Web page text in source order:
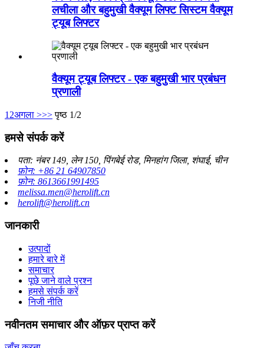
लचीला और बहुमुखी वैक्यूम लिफ्ट सिस्टम वैक्यूम
ट्यूब लिफ्टर
वैक्यूम ट्यूब लिफ्टर - एक बहुमुखी भार प्रबंधन
प्रणाली
1 2अगला >>> पृष्ठ 1/2
हमसे संपर्क करें
पता: नंबर 149, लेन 150, पिंगबेई रोड, मिनहांग जिला, शंघाई, चीन
फ़ोन: +86 21 64907850
फ़ोन: 8613661991495
melissa.men@herolift.cn
herolift@herolift.cn
जानकारी
उत्पादों
हमारे बारे में
समाचार
पूछे जाने वाले प्रश्न
हमसे संपर्क करें
निजी नीति
नवीनतम समाचार और ऑफ़र प्राप्त करें